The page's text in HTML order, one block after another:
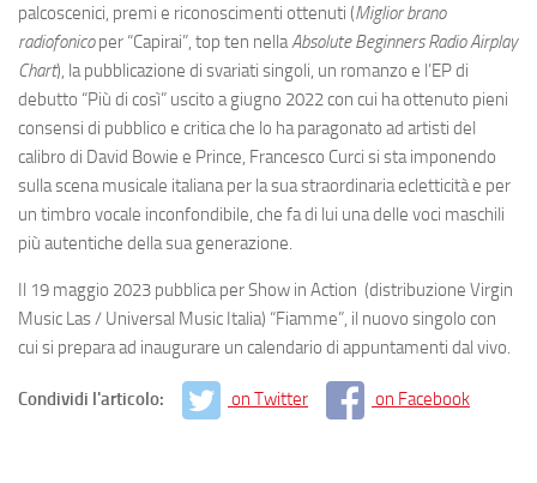
palcoscenici, premi e riconoscimenti ottenuti (Miglior brano
radiofonicoper “Capirai”, top ten nellaAbsolute Beginners Radio Airplay
Chart), la pubblicazione di svariati singoli, un romanzo e l’EP di
debutto “Più di così” uscito a giugno 2022 con cui ha ottenuto pieni
consensi di pubblico e critica che lo ha paragonato ad artisti del
calibro di David Bowie e Prince, Francesco Curci si sta imponendo
sulla scena musicale italiana per la sua straordinaria ecletticità e per
un timbro vocale inconfondibile, che fa di lui una delle voci maschili
più autentiche della sua generazione.
Il 19 maggio 2023 pubblica per Show in Action (distribuzione Virgin
Music Las / Universal Music Italia) “Fiamme”, il nuovo singolo con
cui si prepara ad inaugurare un calendario di appuntamenti dal vivo.
Condividi l'articolo: on Twitter on Facebook